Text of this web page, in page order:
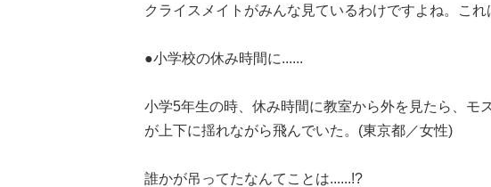
クライスメイトがみんな見ているわけですよね。これ
●小学校の休み時間に......
小学5年生の時、休み時間に教室から外を見たら、モ
が上下に揺れながら飛んでいた。(東京都／女性)
誰かが吊ってたなんてことは......!?